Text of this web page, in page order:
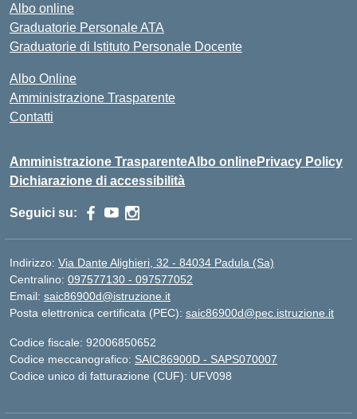
Albo online
Graduatorie Personale ATA
Graduatorie di Istituto Personale Docente
Albo Online
Amministrazione Trasparente
Contatti
Amministrazione TrasparenteAlbo onlinePrivacy Policy
Dichiarazione di accessibilità
Seguici su:
Indirizzo: Via Dante Alighieri, 32 - 84034 Padula (Sa)
Centralino: 097577130 - 097577052
Email: saic86900d@istruzione.it
Posta elettronica certificata (PEC): saic86900d@pec.istruzione.it
Codice fiscale: 92006850652
Codice meccanografico: SAIC86900D - SAPS070007
Codice unico di fatturazione (CUF): UFV098